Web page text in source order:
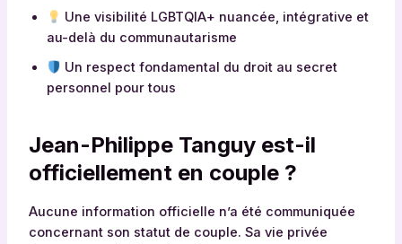
Une visibilité LGBTQIA+ nuancée, intégrative et
au-delà du communautarisme
Un respect fondamental du droit au secret
personnel pour tous
Jean-Philippe Tanguy est-il
officiellement en couple ?
Aucune information officielle n’a été communiquée
concernant son statut de couple. Sa vie privée